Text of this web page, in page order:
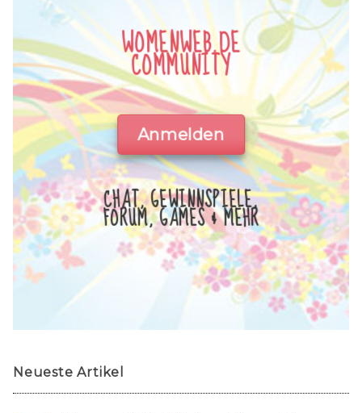
WOMENWEB.DE
COMMUNITY
Anmelden
CHAT, GEWINNSPIELE,
FORUM, GAMES & MEHR
Neueste Artikel